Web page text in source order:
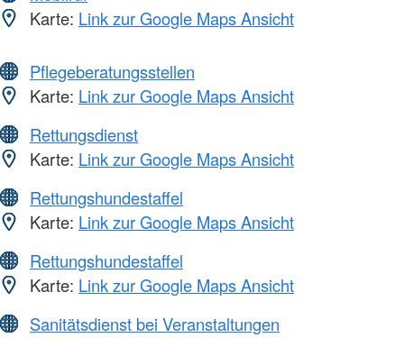
Karte: Link zur Google Maps Ansicht
Pflegeberatungsstellen
Karte: Link zur Google Maps Ansicht
Rettungsdienst
Karte: Link zur Google Maps Ansicht
Rettungshundestaffel
Karte: Link zur Google Maps Ansicht
Rettungshundestaffel
Karte: Link zur Google Maps Ansicht
Sanitätsdienst bei Veranstaltungen